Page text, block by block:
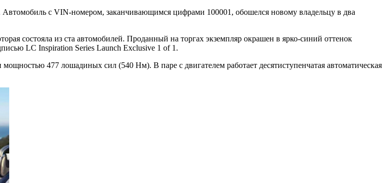
с VIN-номером, заканчивающимся цифрами 100001, обошелся новому владельцу в два
состояла из ста автомобилей. Проданный на торгах экземпляр окрашен в ярко-синий оттенок
LC Inspiration Series Launch Exclusive 1 of 1.
477 лошадиных сил (540 Нм). В паре с двигателем работает десятиступенчатая автоматическая